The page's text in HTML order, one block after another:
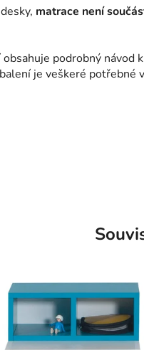
matrace není
podrobný návod
je veškeré potřebné